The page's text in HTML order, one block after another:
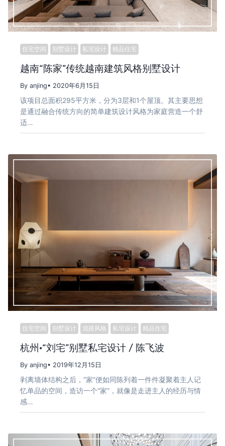
住宅空间 别墅设计 私宅设计 精品住宅
越南“陈家”传统越南建筑风格别墅设计
By anjing• 2020年6月15日
该项目总面积295平方米，分为3层和1个屋顶。其主要思想
是通过融合传统方向的简单建筑设计风格为家庭营造一个舒
适…
住宅空间 别墅设计 混搭风格 私宅设计 精品住宅
杭州·“刘宅”别墅私宅设计 / 陈飞波
By anjing• 2019年12月15日
剥离墙体结构之后，”家”便如同陈列着一件件凝聚着主人记
忆单品的空间，造访一个“家”，就像是走进主人的经历与情
感…